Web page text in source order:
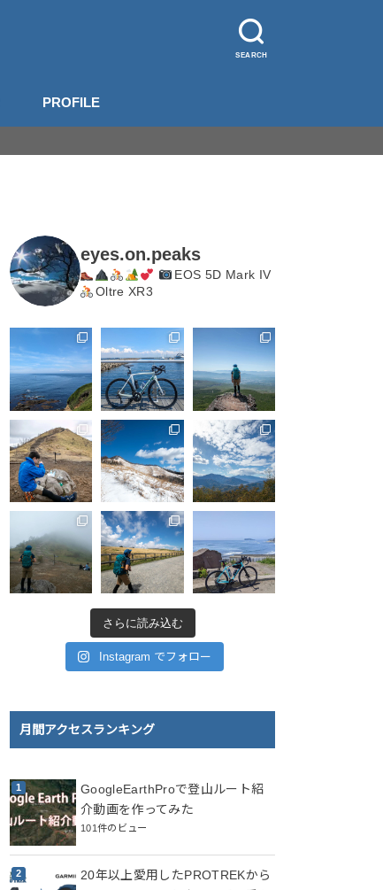
SEARCH
PROFILE
eyes.on.peaks
EOS 5D Mark IV
Oltre XR3
さらに読み込む
Instagram でフォロー
月間アクセスランキング
GoogleEarthProで登山ルート紹
介動画を作ってみた
101件のビュー
20年以上愛用したPROTREKから